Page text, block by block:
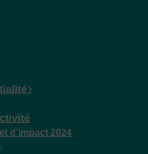
d’impact 2024